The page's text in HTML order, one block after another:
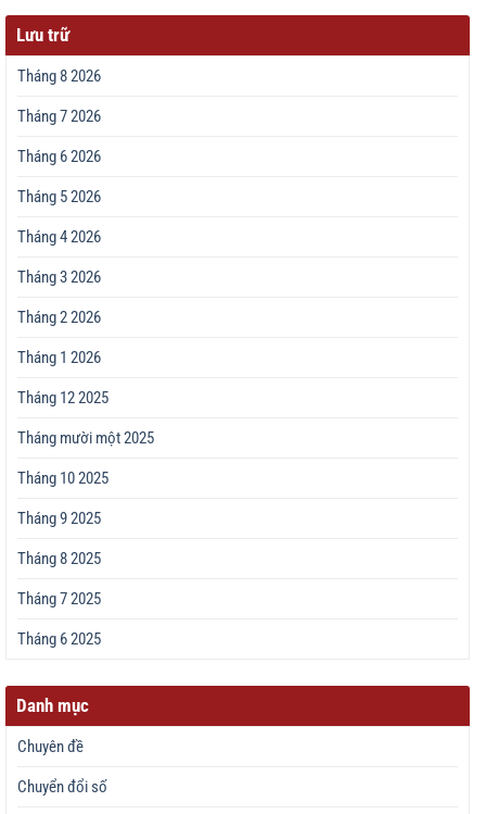
Lưu trữ
Tháng 8 2026
Tháng 7 2026
Tháng 6 2026
Tháng 5 2026
Tháng 4 2026
Tháng 3 2026
Tháng 2 2026
Tháng 1 2026
Tháng 12 2025
Tháng mười một 2025
Tháng 10 2025
Tháng 9 2025
Tháng 8 2025
Tháng 7 2025
Tháng 6 2025
Danh mục
Chuyên đề
Chuyển đổi số